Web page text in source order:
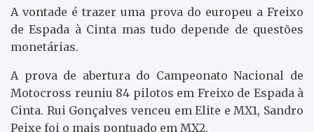
A vontade é trazer uma prova do europeu a Freixo
de Espada à Cinta mas tudo depende de questões
monetárias.
A prova de abertura do Campeonato Nacional de
Motocross reuniu 84 pilotos em Freixo de Espada à
Cinta. Rui Gonçalves venceu em Elite e MX1, Sandro
Peixe foi o mais pontuado em MX2.